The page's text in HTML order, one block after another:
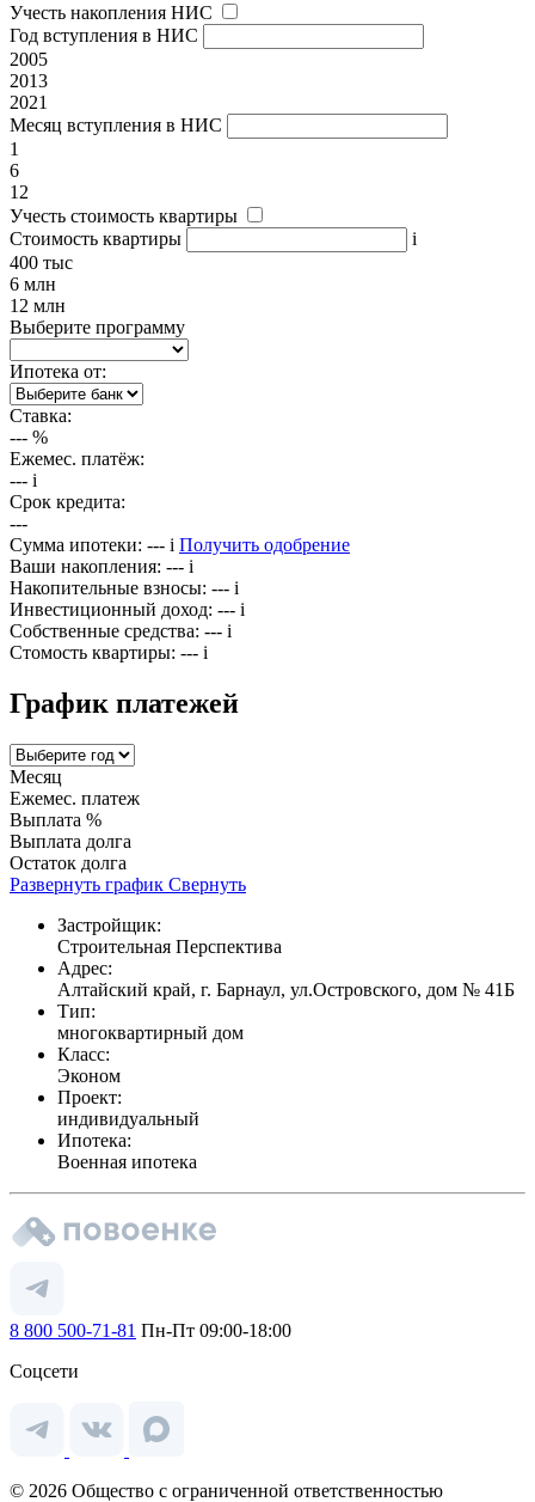
Учесть накопления НИС
Год вступления в НИС
2005
2013
2021
Месяц вступления в НИС
1
6
12
Учесть стоимость квартиры
Стоимость квартиры
i
400 тыс
6 млн
12 млн
Выберите программу
Ипотека от:
Ставка:
--- %
Ежемес. платёж:
--- i
Срок кредита:
---
Сумма ипотеки: --- i Получить одобрение
Ваши накопления: --- i
Накопительные взносы: --- i
Инвестиционный доход: --- i
Собственные средства: --- i
Стомость квартиры: --- i
График платежей
Месяц
Ежемес. платеж
Выплата %
Выплата долга
Остаток долга
Развернуть график Свернуть
Застройщик:
Строительная Перспектива
Адрес:
Алтайский край, г. Барнаул, ул.Островского, дом № 41Б
Тип:
многоквартирный дом
Класс:
Эконом
Проект:
индивидуальный
Ипотека:
Военная ипотека
8 800 500-71-81 Пн-Пт 09:00-18:00
Соцсети
© 2026 Общество с ограниченной ответственностью